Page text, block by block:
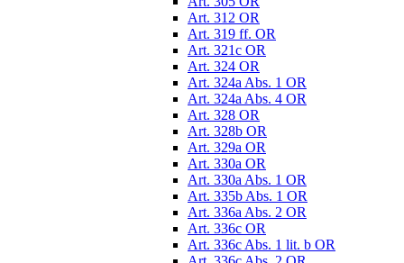
Art. 312 OR
Art. 319 ff. OR
Art. 321c OR
Art. 324 OR
Art. 324a Abs. 1 OR
Art. 324a Abs. 4 OR
Art. 328 OR
Art. 328b OR
Art. 329a OR
Art. 330a OR
Art. 330a Abs. 1 OR
Art. 335b Abs. 1 OR
Art. 336a Abs. 2 OR
Art. 336c OR
Art. 336c Abs. 1 lit. b OR